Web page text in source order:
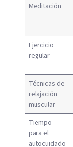
Meditación
Ejercicio
regular
Técnicas de
relajación
muscular
Tiempo
para el
autocuidado